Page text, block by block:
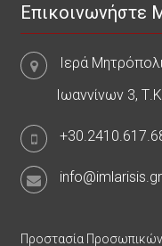
Επικοινωνήστε
Ιερά
Ιωαννίνων 3,
info@imlarisis.gr
Προστασία